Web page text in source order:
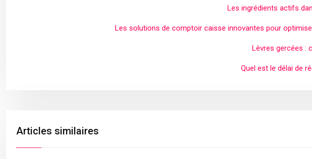
Les ingrédients actifs
Les solutions de comptoir caisse innovantes pour
Lèvres gercées :
Quel est le délai de
Articles similaires